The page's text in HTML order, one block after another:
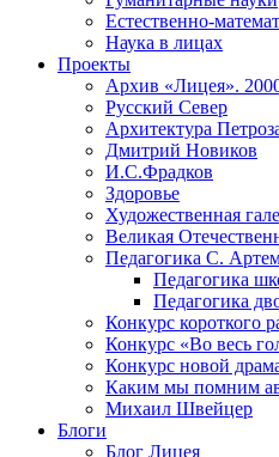
Естественно-
Наука в лицах
Проекты
Архив «Лицея».
Русский Север
Архитектура
Дмитрий Новиков
И.С.Фрадков
Здоровье
Художественная
Великая
Педагогика С.
Педагогика
Педагогика
Конкурс короткого
Конкурс «Во весь
Конкурс новой
Каким мы помним
Михаил Швейцер
Блоги
Блог Лицея